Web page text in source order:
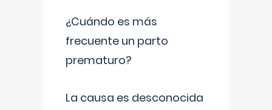
¿Cuándo es más
frecuente un parto
prematuro?
La causa es desconocida